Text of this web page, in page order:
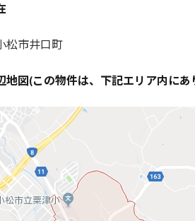
松市井口町
地図(この物件は、下記エリア内にあ